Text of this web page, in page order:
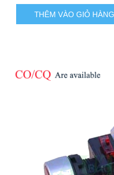
THÊM VÀO GIỎ HÀNG